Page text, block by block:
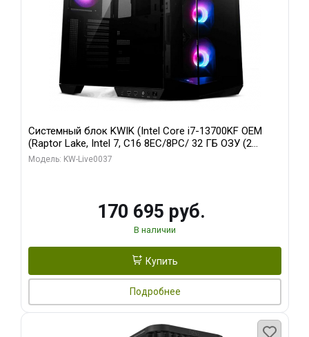
Системный блок KWIK (Intel Core i7-13700KF OEM
(Raptor Lake, Intel 7, C16 8EC/8PC/ 32 ГБ ОЗУ (2
модуля)/ Gigabyte RTX5070 AERO OC 12GB GDDR7
Модель: KW-Live0037
170 695 руб.
В наличии
Купить
Подробнее